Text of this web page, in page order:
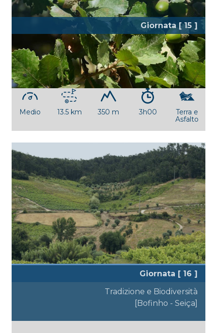
Giornata [ 15 ]
All’Ombra dei Querceti
[Ansião - Bofinho]
Medio 13.5 km 350 m 3h00
Terra e
Asfalto
Giornata [ 16 ]
Tradizione e Biodiversità
[Bofinho - Seiça]